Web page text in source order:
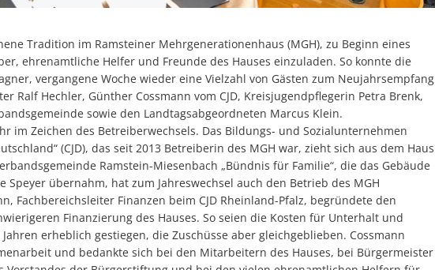
Tradition im Ramsteiner Mehrgenerationenhaus (MGH), zu Beginn eines
ehrenamtliche Helfer und Freunde des Hauses einzuladen. So konnte die
vergangene Woche wieder eine Vielzahl von Gästen zum Neujahrsempfang
Ralf Hechler, Günther Cossmann vom CJD, Kreisjugendpflegerin Petra Brenk,
sowie den Landtagsabgeordneten Marcus Klein.
im Zeichen des Betreiberwechsels. Das Bildungs- und Sozialunternehmen
(CJD), das seit 2013 Betreiberin des MGH war, zieht sich aus dem Haus
Ramstein-Miesenbach „Bündnis für Familie“, die das Gebäude
Speyer übernahm, hat zum Jahreswechsel auch den Betrieb des MGH
Fachbereichsleiter Finanzen beim CJD Rheinland-Pfalz, begründete den
Finanzierung des Hauses. So seien die Kosten für Unterhalt und
erheblich gestiegen, die Zuschüsse aber gleichgeblieben. Cossmann
und bedankte sich bei den Mitarbeitern des Hauses, bei Bürgermeister